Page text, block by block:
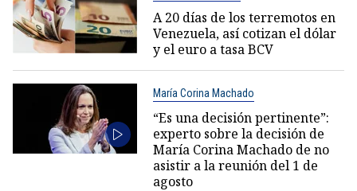
A 20 días de los terremotos en
Venezuela, así cotizan el dólar
y el euro a tasa BCV
María Corina Machado
“Es una decisión pertinente”:
experto sobre la decisión de
María Corina Machado de no
asistir a la reunión del 1 de
agosto